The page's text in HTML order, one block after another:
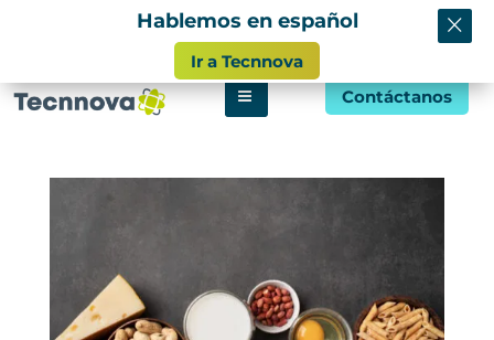
info@tecnnova.org
Contáctanos
Hablemos en español
Ir a Tecnnova
×